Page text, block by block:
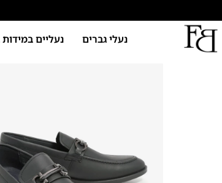
נעלי גברים נעליים במידות